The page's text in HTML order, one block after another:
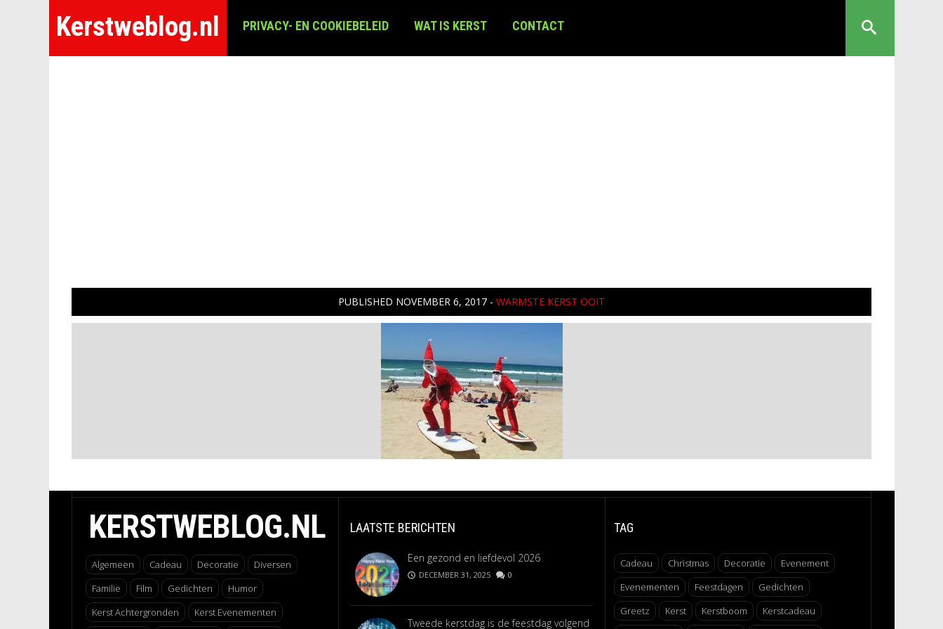
Kerstweblog.nl PRIVACY- EN COOKIEBELEID WAT IS KERST CONTACT
PUBLISHED NOVEMBER 6, 2017 - WARMSTE KERST OOIT
KERSTWEBLOG.NL
Algemeen Cadeau Decoratie
Diversen
Familie
Film Gedichten
Humor
Kerst Achtergronden
Kerst Evenementen
LAATSTE BERICHTEN
Een gezond en liefdevol 2026
DECEMBER 31, 2025 0
Tweede kerstdag is de feestdag volgend
TAG
Cadeau Christmas Decoratie
Evenement
Evenementen
Feestdagen
Gedichten
Greetz
Kerst Kerstboom
Kerstcadeau